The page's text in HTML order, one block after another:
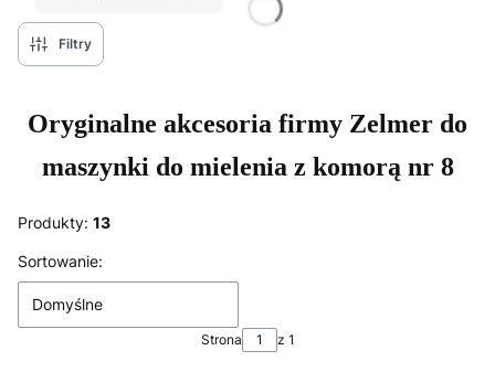
Filtry
Oryginalne akcesoria firmy Zelmer do
maszynki do mielenia z komorą nr 8
Produkty: 13
Lista produktów
Sortowanie:
Domyślne
Strona z 1